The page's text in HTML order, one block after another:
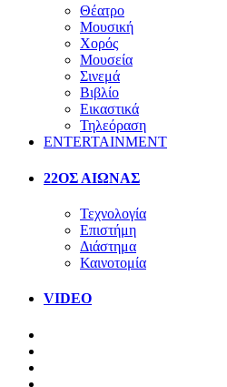
Θέατρο
Μουσική
Χορός
Μουσεία
Σινεμά
Βιβλίο
Εικαστικά
Τηλεόραση
ENTERTAINMENT
22ΟΣ ΑΙΩΝΑΣ
Τεχνολογία
Επιστήμη
Διάστημα
Καινοτομία
VIDEO